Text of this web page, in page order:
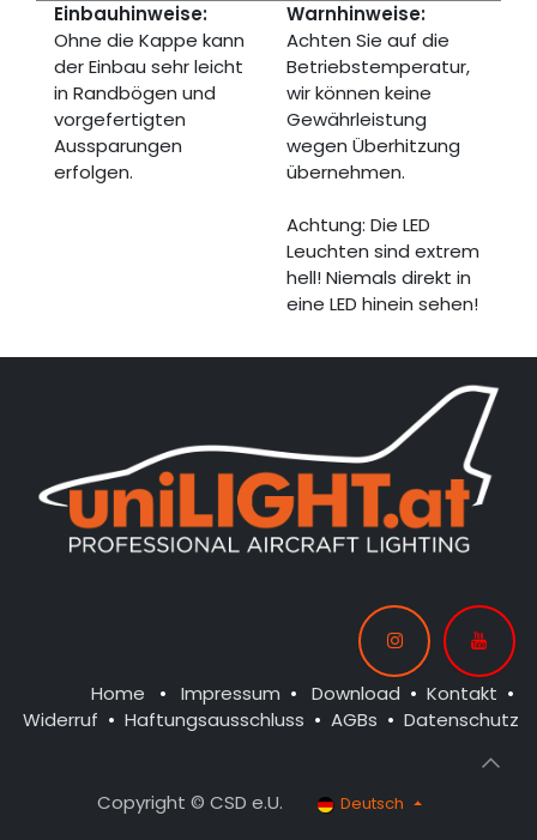
Einbauhinweise:
Ohne die Kappe kann
der Einbau sehr leicht
in Randbögen und
vorgefertigten
Aussparungen
erfolgen.
Warnhinweise:
Achten Sie auf die
Betriebstemperatur,
wir können keine
Gewährleistung
wegen Überhitzung
übernehmen.
Achtung: Die LED
Leuchten sind extrem
hell! Niemals direkt in
eine LED hinein sehen!
Home • Impressum • Download • Kontakt •
Widerruf • Haftungsausschluss • AGBs • Datenschutz
Copyright © CSD e.U. Deutsch